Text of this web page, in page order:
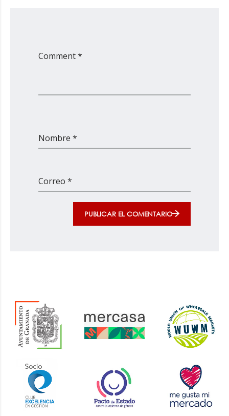
Comment *
Nombre *
Correo *
PUBLICAR EL COMENTARIO